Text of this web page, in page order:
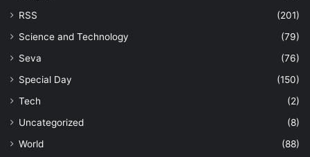
RSS
(201)
Science and Technology
(79)
Seva
(76)
Special Day
(150)
Tech
(2)
Uncategorized
(8)
World
(88)